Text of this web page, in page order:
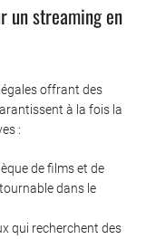
un streaming en
offrant des
à la fois la
:
de films et de
dans le
qui recherchent des